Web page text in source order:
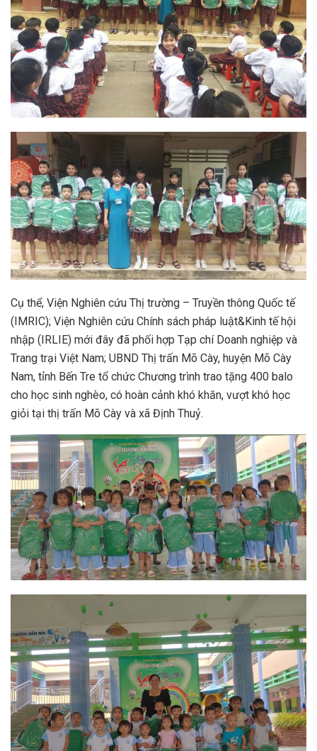
Cụ thể, Viện Nghiên cứu Thị trường – Truyền thông Quốc tế
(IMRIC); Viện Nghiên cứu Chính sách pháp luật&Kinh tế hội
nhập (IRLIE) mới đây đã phối hợp Tạp chí Doanh nghiệp và
Trang trại Việt Nam; UBND Thị trấn Mõ Cày, huyện Mõ Cày
Nam, tỉnh Bến Tre tổ chức Chương trình trao tặng 400 balo
cho học sinh nghèo, có hoàn cảnh khó khăn, vượt khó học
giỏi tại thị trấn Mõ Cày và xã Định Thuỷ.